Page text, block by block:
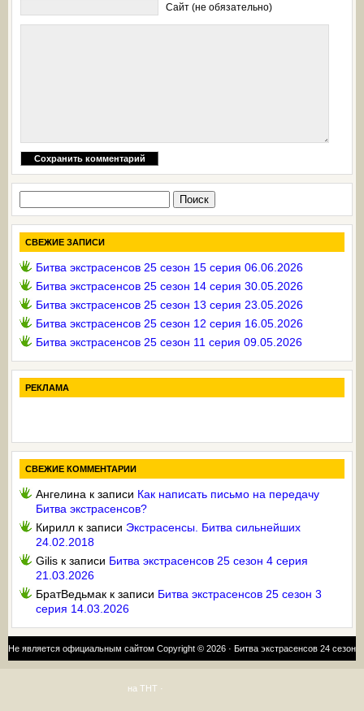
Сайт (не обязательно)
СВЕЖИЕ ЗАПИСИ
Битва экстрасенсов 25 сезон 15 серия 06.06.2026
Битва экстрасенсов 25 сезон 14 серия 30.05.2026
Битва экстрасенсов 25 сезон 13 серия 23.05.2026
Битва экстрасенсов 25 сезон 12 серия 16.05.2026
Битва экстрасенсов 25 сезон 11 серия 09.05.2026
РЕКЛАМА
СВЕЖИЕ КОММЕНТАРИИ
Ангелина к записи Как написать письмо на передачу
Битва экстрасенсов?
Кирилл к записи Экстрасенсы. Битва сильнейших
24.02.2018
Gilis к записи Битва экстрасенсов 25 сезон 4 серия
21.03.2026
БратВедьмак к записи Битва экстрасенсов 25 сезон 3
серия 14.03.2026
Не является официальным сайтом Copyright © 2026 · Битва экстрасенсов 24 сезон
на ТНТ ·